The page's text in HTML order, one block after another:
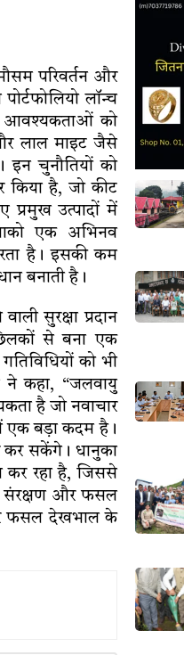
परिवर्तन और
लॉन्च
आवश्यकताओं को
लाल माइट जैसे
इन चुनौतियों को
किया है, जो कीट
प्रमुख उत्पादों में
एक अभिनव
है। इसकी कम
बनाती है।
सुरक्षा प्रदान
से बना एक
को भी
ने कहा, “जलवायु
है जो नवाचार
एक बड़ा कदम है।
कर सकेंगे। धानुका
कर रहा है, जिससे
संरक्षण और फसल
फसल देखभाल के